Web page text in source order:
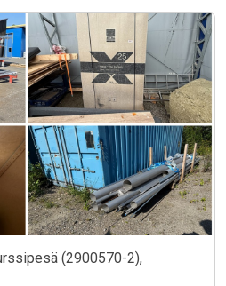
(2900570-2),